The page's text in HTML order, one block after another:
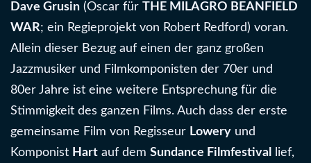
Dave Grusin (Oscar für THE MILAGRO BEANFIELD
WAR; ein Regieprojekt von Robert Redford) voran.
Allein dieser Bezug auf einen der ganz großen
Jazzmusiker und Filmkomponisten der 70er und
80er Jahre ist eine weitere Entsprechung für die
Stimmigkeit des ganzen Films. Auch dass der erste
gemeinsame Film von Regisseur Lowery und
Komponist Hart auf dem Sundance Filmfestival lief,